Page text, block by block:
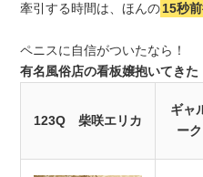
牽引する時間は、ほんの15秒
ペニスに自信がついたなら！
有名風俗店の看板嬢抱いてきた
123Q 柴咲エリカ
ギャ
ー